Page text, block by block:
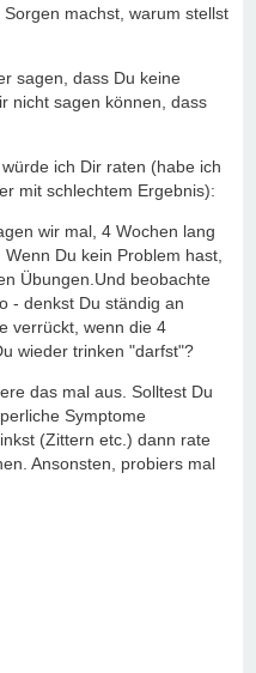
machst, warum stellst
sagen, dass Du keine
nicht sagen können, dass
ich Dir raten (habe ich
mit schlechtem Ergebnis):
wir mal, 4 Wochen lang
Du kein Problem hast,
Übungen.Und beobachte
- denkst Du ständig an
verrückt, wenn die 4
wieder trinken "darfst"?
das mal aus. Solltest Du
Symptome
(Zittern etc.) dann rate
Ansonsten, probiers mal